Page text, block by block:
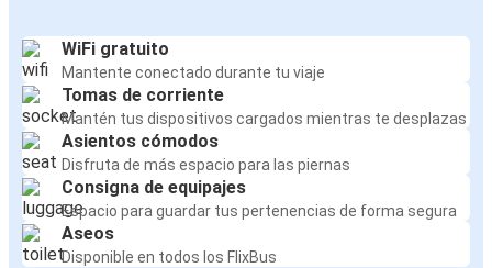
WiFi gratuito
Mantente conectado durante tu viaje
Tomas de corriente
Mantén tus dispositivos cargados mientras te desplazas
Asientos cómodos
Disfruta de más espacio para las piernas
Consigna de equipajes
Espacio para guardar tus pertenencias de forma segura
Aseos
Disponible en todos los FlixBus